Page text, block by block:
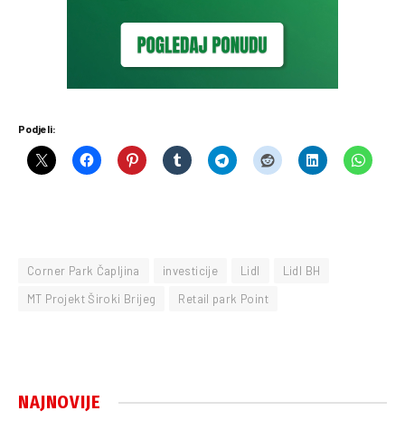
Podjeli:
Corner Park Čapljina investicije Lidl
Lidl BH
MT Projekt Široki Brijeg
Retail park Point
NAJNOVIJE